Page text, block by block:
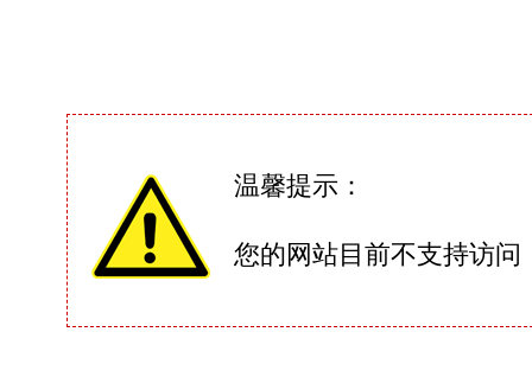
温馨提示：
您的网站目前不支持访